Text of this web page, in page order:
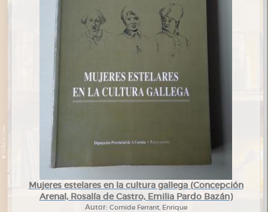
Mujeres estelares en la cultura gallega (Concepción
Arenal, Rosalía de Castro, Emilia Pardo Bazán)
Autor: Cornide Ferrant, Enrique